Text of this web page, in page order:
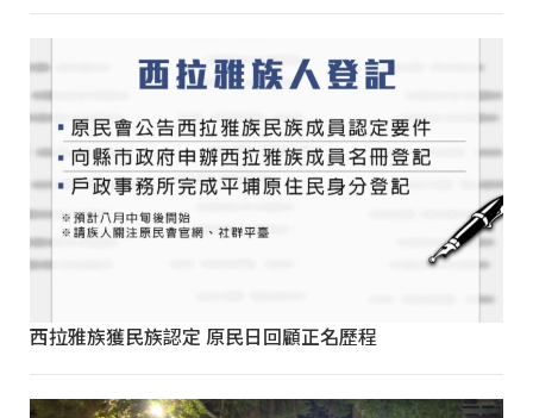
西拉雅族獲民族認定 原民日回顧正名歷程